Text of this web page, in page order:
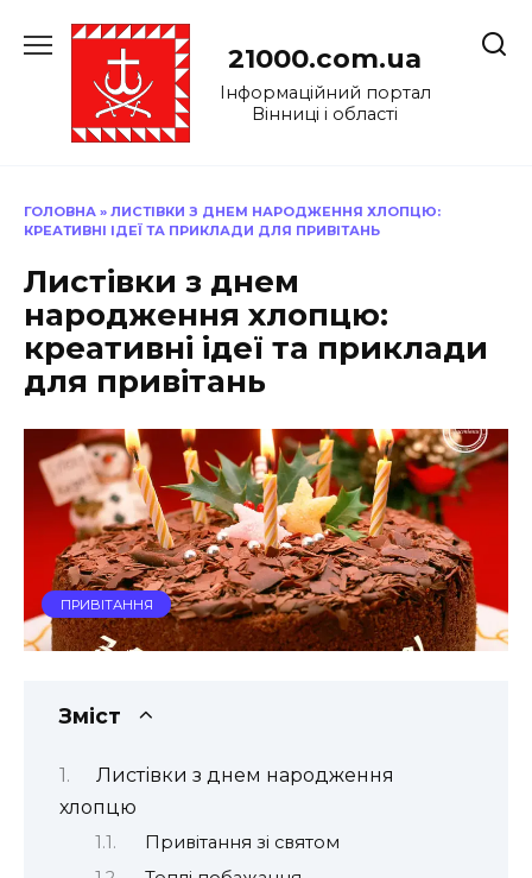
до
21000.com.ua
Інформаційний портал
Вінниці і області
ГОЛОВНА » ЛИСТІВКИ З ДНЕМ НАРОДЖЕННЯ ХЛОПЦЮ:
КРЕАТИВНІ ІДЕЇ ТА ПРИКЛАДИ ДЛЯ ПРИВІТАНЬ
Листівки з днем
народження хлопцю:
креативні ідеї та приклади
для привітань
ПРИВІТАННЯ
Зміст
Листівки з днем народження
хлопцю
Привітання зі святом